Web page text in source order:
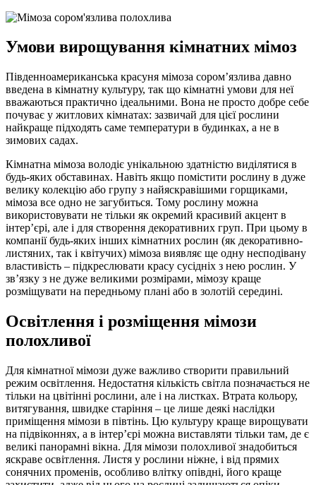
Умови вирощування кімнатних мімоз
Південноамериканська красуня мімоза сором’язлива давно
введена в кімнатну культуру, так що кімнатні умови для неї
вважаються практично ідеальними. Вона не просто добре себе
почуває у житлових кімнатах: зазвичай для цієї рослини
найкраще підходять саме температури в будинках, а не в
зимових садах.
Кімнатна мімоза володіє унікальною здатністю виділятися в
будь-яких обставинах. Навіть якщо помістити рослину в дуже
велику колекцію або групу з найяскравішими горщиками,
мімоза все одно не загубиться. Тому рослину можна
використовувати не тільки як окремий красивий акцент в
інтер’єрі, але і для створення декоративних груп. При цьому в
компанії будь-яких інших кімнатних рослин (як декоративно-
листяних, так і квітучих) мімоза виявляє ще одну несподівану
властивість – підкреслювати красу сусідніх з нею рослин. У
зв’язку з не дуже великими розмірами, мімозу краще
розміщувати на передньому плані або в золотій середині.
Освітлення і розміщення мімози
полохливої
Для кімнатної мімози дуже важливо створити правильний
режим освітлення. Недостатня кількість світла позначається не
тільки на цвітінні рослини, але і на листках. Втрата кольору,
витягування, швидке старіння – це лише деякі наслідки
приміщення мімози в півтінь. Цю культуру краще вирощувати
на підвіконнях, а в інтер’єрі можна виставляти тільки там, де є
великі панорамні вікна. Для мімози полохливої знадобиться
яскраве освітлення. Листя у рослини ніжне, і від прямих
сонячних променів, особливо влітку опівдні, його краще